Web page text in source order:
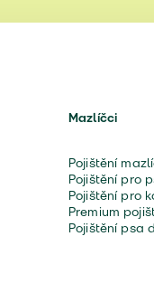
Mazlíčci
Pojištění
Pojištění pro
Pojištění pro
Premium
Pojištění psa